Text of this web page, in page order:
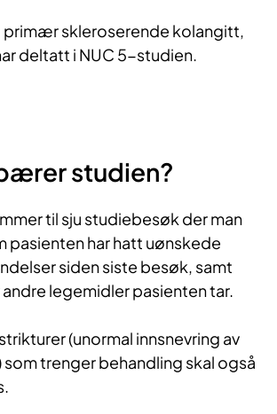
primær skleroserende kolangitt,
deltatt i NUC 5-studien.
studien?
til sju studiebesøk der man
pasienten har hatt uønskede
siden siste besøk, samt
legemidler pasienten tar.
(unormal innsnevring av
trenger behandling skal også